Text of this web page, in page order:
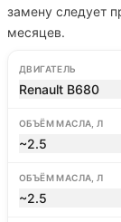
замену следует
месяцев.
ДВИГАТЕЛЬ
Renault B680
ОБЪЁМ МАСЛА, Л
~2.5
ОБЪЁМ МАСЛА, Л
~2.5